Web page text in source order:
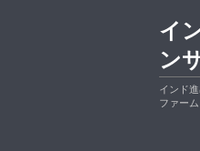
イ
ン
インド
ファーム